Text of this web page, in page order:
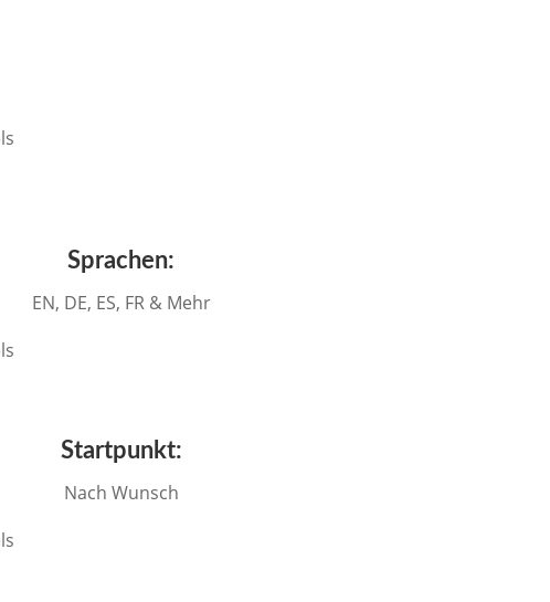
Sprachen:
EN, DE, ES, FR & Mehr
Startpunkt:
Nach Wunsch